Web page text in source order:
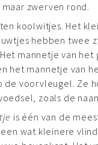
zwerven rond.
koolwitjes. Het
hebben twee
mannetje van
het mannetje van
de voorvleugel. Ze
zoals de
is één van de
wat kleinere